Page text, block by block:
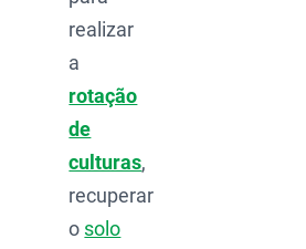
realizar
a
rotação
de
culturas,
recuperar
o solo